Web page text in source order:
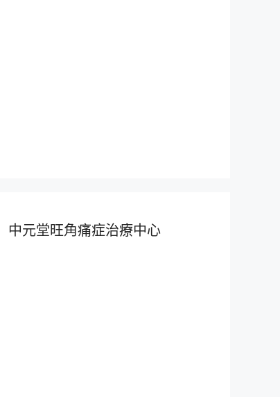
中元堂旺角痛症治療中心